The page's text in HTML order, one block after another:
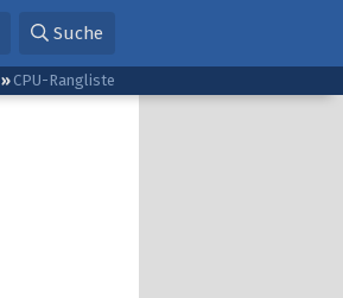
Suche
CPU-Rangliste